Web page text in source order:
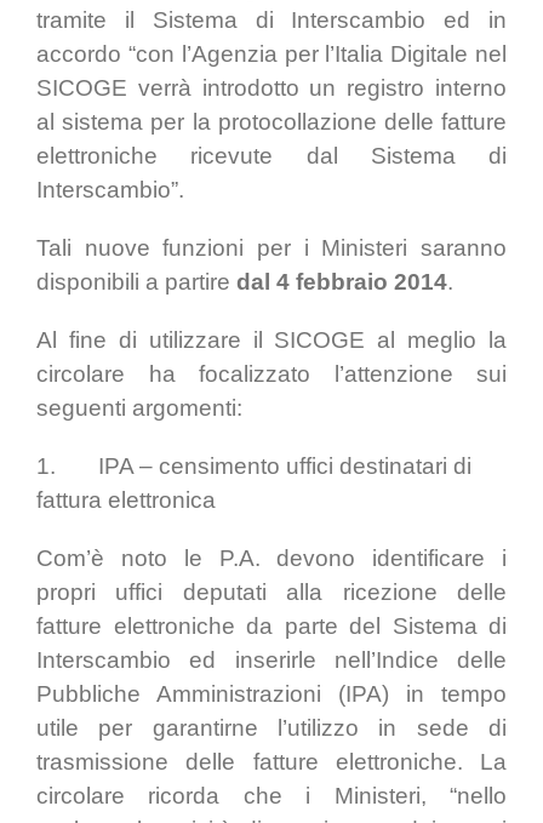
tramite il Sistema di Interscambio ed in
accordo “con l’Agenzia per l’Italia Digitale nel
SICOGE verrà introdotto un registro interno
al sistema per la protocollazione delle fatture
elettroniche ricevute dal Sistema di
Interscambio”.
Tali nuove funzioni per i Ministeri saranno
disponibili a partire dal 4 febbraio 2014.
Al fine di utilizzare il SICOGE al meglio la
circolare ha focalizzato l’attenzione sui
seguenti argomenti:
1. IPA – censimento uffici destinatari di
fattura elettronica
Com’è noto le P.A. devono identificare i
propri uffici deputati alla ricezione delle
fatture elettroniche da parte del Sistema di
Interscambio ed inserirle nell’Indice delle
Pubbliche Amministrazioni (IPA) in tempo
utile per garantirne l’utilizzo in sede di
trasmissione delle fatture elettroniche. La
circolare ricorda che i Ministeri, “nello